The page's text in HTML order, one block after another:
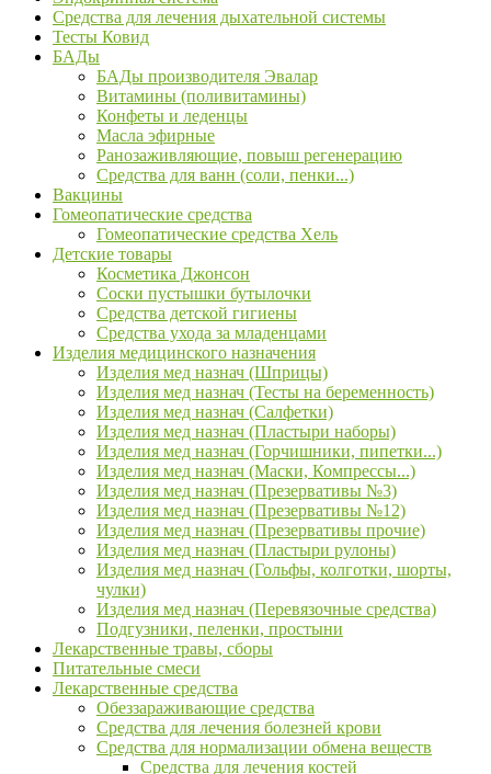
Средства для лечения дыхательной системы
Тесты Ковид
БАДы
БАДы производителя Эвалар
Витамины (поливитамины)
Конфеты и леденцы
Масла эфирные
Ранозаживляющие, повыш регенерацию
Средства для ванн (соли, пенки...)
Вакцины
Гомеопатические средства
Гомеопатические средства Хель
Детские товары
Косметика Джонсон
Соски пустышки бутылочки
Средства детской гигиены
Средства ухода за младенцами
Изделия медицинского назначения
Изделия мед назнач (Шприцы)
Изделия мед назнач (Тесты на беременность)
Изделия мед назнач (Салфетки)
Изделия мед назнач (Пластыри наборы)
Изделия мед назнач (Горчишники, пипетки...)
Изделия мед назнач (Маски, Компрессы...)
Изделия мед назнач (Презервативы №3)
Изделия мед назнач (Презервативы №12)
Изделия мед назнач (Презервативы прочие)
Изделия мед назнач (Пластыри рулоны)
Изделия мед назнач (Гольфы, колготки, шорты,
чулки)
Изделия мед назнач (Перевязочные средства)
Подгузники, пеленки, простыни
Лекарственные травы, сборы
Питательные смеси
Лекарственные средства
Обеззараживающие средства
Средства для лечения болезней крови
Средства для нормализации обмена веществ
Средства для лечения костей